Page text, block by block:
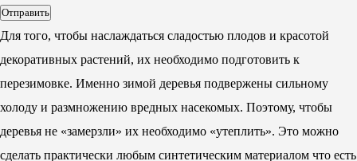
Для того, чтобы наслаждаться сладостью плодов и красотой
декоративных растений, их необходимо подготовить к
перезимовке. Именно зимой деревья подвержены сильному
холоду и размножению вредных насекомых. Поэтому, чтобы
деревья не «замерзли» их необходимо «утеплить». Это можно
сделать практически любым синтетическим материалом что есть